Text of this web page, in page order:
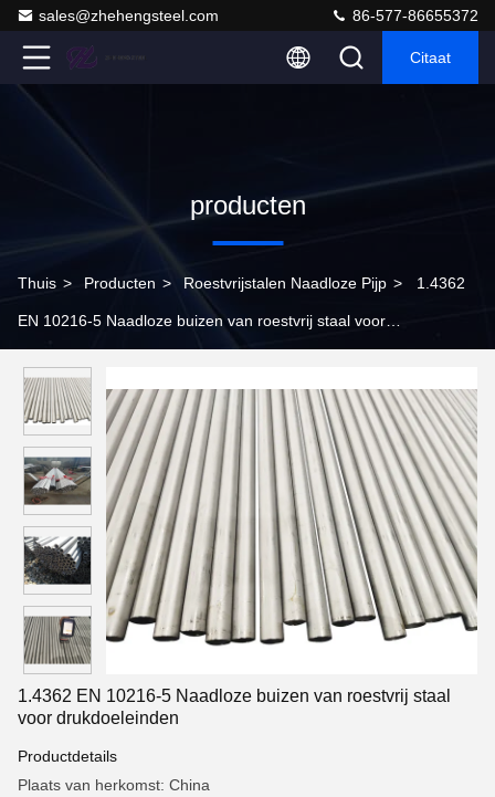
sales@zhehengsteel.com 86-577-86655372
Citaat
producten
Thuis > Producten > Roestvrijstalen Naadloze Pijp > 1.4362
EN 10216-5 Naadloze buizen van roestvrij staal voor
1.4362 EN 10216-5 Naadloze buizen van roestvrij staal
voor drukdoeleinden
Productdetails
Plaats van herkomst: China